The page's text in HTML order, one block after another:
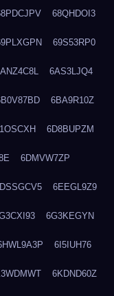
68QHDOI3
69S53RP0
6AS3LJQ4
6BA9R10Z
6D8BUPZM
6DMVW7ZP
6EEGL9Z9
6G3KEGYN
6I5IUH76
6KDND60Z